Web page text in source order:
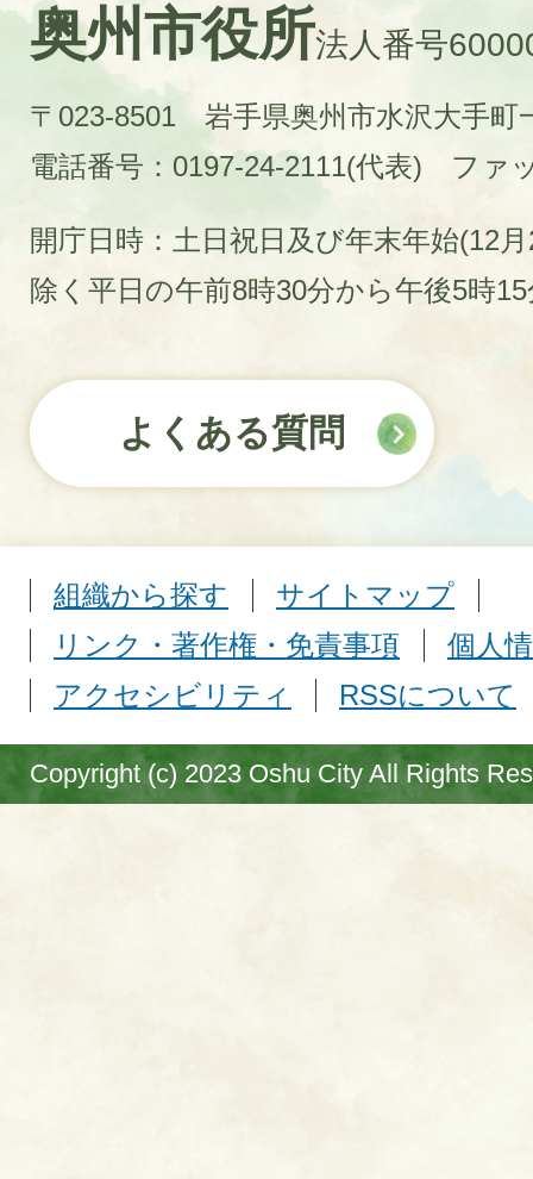
奥州市役所法人番号
〒023-8501 岩手県奥州市水沢大手町
電話番号：0197-24-2111(代表)
ファ
開庁日時：土日祝日及び年末年始(12
除く平日の午前8時30分から午後5時
よくある質問
組織から探す
サイトマップ
リンク・著作権・免責事項
個人
アクセシビリティ
RSSについて
Copyright (c) 2023 Oshu City All Rights